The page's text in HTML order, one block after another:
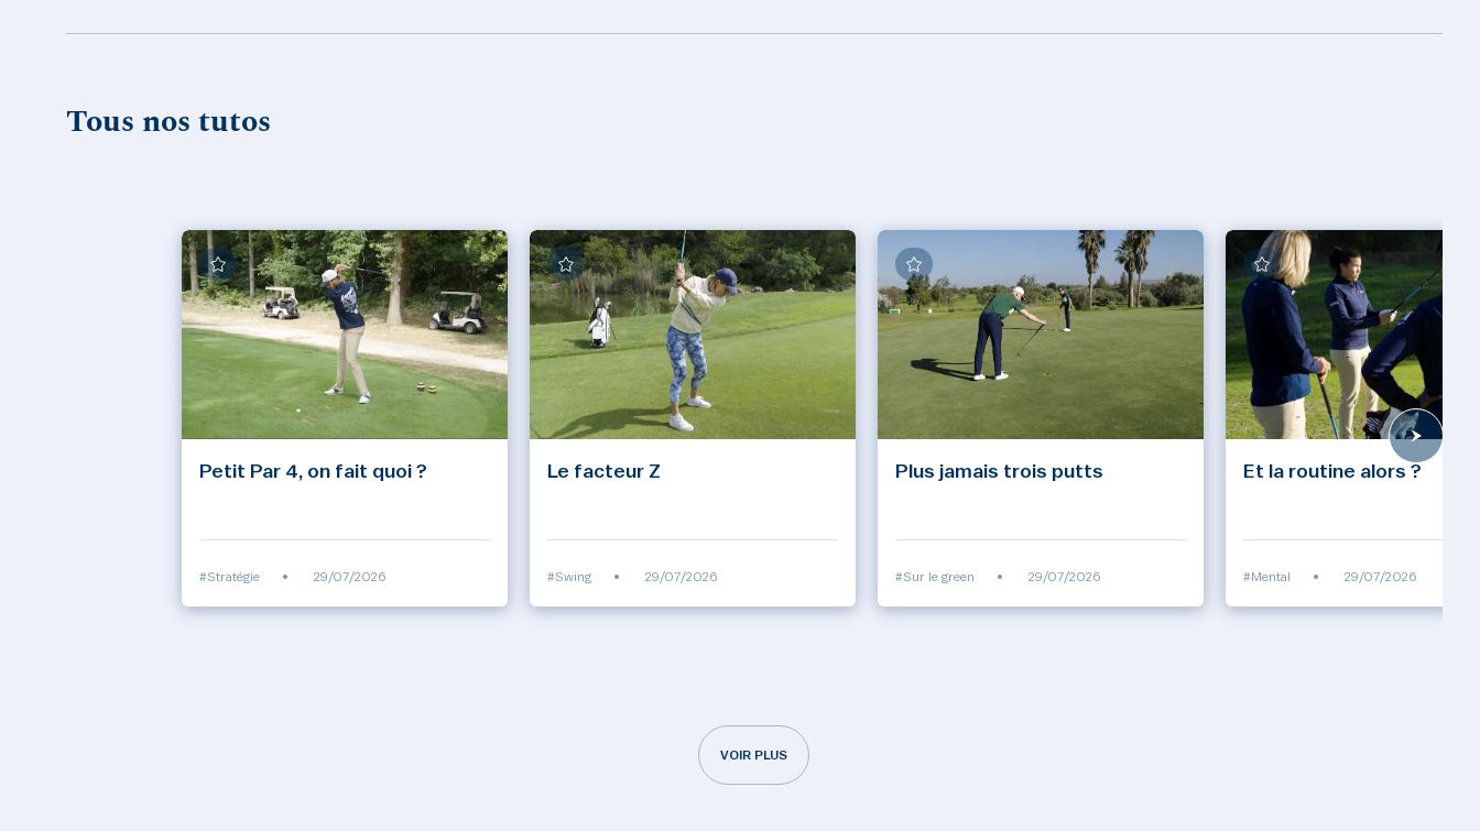
Tous nos tutos
Petit Par 4, on fait quoi ?
#Stratégie • 29/07/2026
Le facteur Z
#Swing • 29/07/2026
Plus jamais trois putts
#Sur le green • 29/07/2026
Et la routine alors ?
#Mental • 29/07/2026
VOIR PLUS